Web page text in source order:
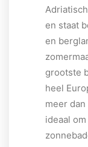
en staat
en
grootste
heel
meer
ideaal